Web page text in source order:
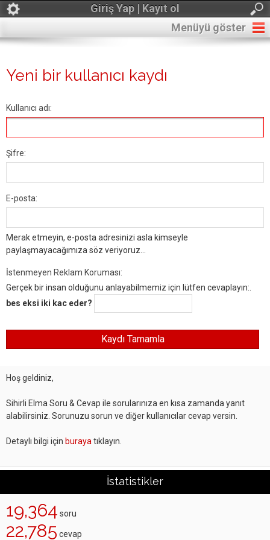
Giriş Yap | Kayıt ol
Menüyü göster
Yeni bir kullanıcı kaydı
Kullanıcı adı:
Şifre:
E-posta:
Merak etmeyin, e-posta adresinizi asla kimseyle
paylaşmayacağımıza söz veriyoruz...
İstenmeyen Reklam Koruması:
Gerçek bir insan olduğunu anlayabilmemiz için lütfen cevaplayın:.
bes eksi iki kac eder?
Hoş geldiniz,
Sihirli Elma Soru & Cevap ile sorularınıza en kısa zamanda yanıt
alabilirsiniz. Sorunuzu sorun ve diğer kullanıcılar cevap versin.
Detaylı bilgi için buraya tıklayın.
İstatistikler
19,364 soru
22,785 cevap